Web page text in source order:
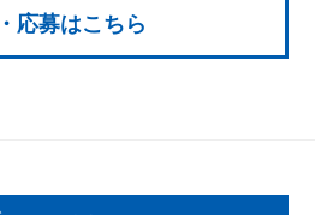
応募はこちら